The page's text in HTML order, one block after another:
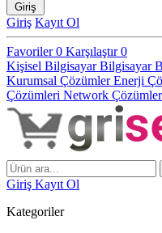
Giriş
Giriş Kayıt Ol
Favoriler0 Karşılaştır0
Kişisel BilgisayarBilgisayar
Kurumsal ÇözümlerEnerji
Çözümleri Network
Giriş Kayıt Ol
Kategoriler